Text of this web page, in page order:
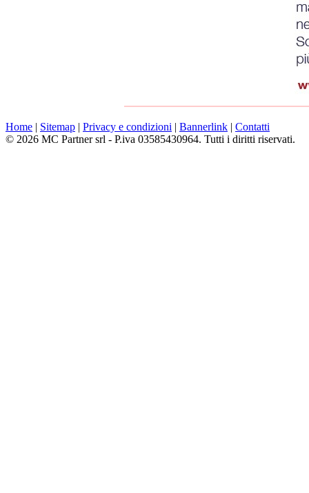
Home | Sitemap | Privacy e condizioni | Bannerlink | Contatti
© 2026 MC Partner srl - P.iva 03585430964. Tutti i diritti riservati.